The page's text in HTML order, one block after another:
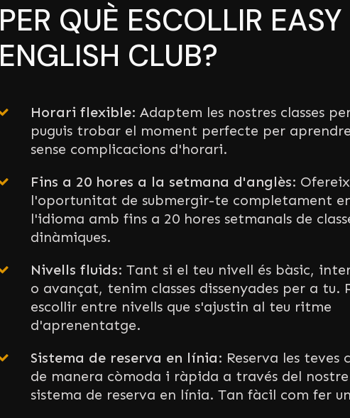
PER QUÈ ESCOLLIR EASY
ENGLISH CLUB?
Horari flexible: Adaptem les nostres classes
puguis trobar el moment perfecte per aprendre
sense complicacions d'horari.
Fins a 20 hores a la setmana d'anglès:
l'oportunitat de submergir-te completament
l'idioma amb fins a 20 hores setmanals de
dinàmiques.
Nivells fluids: Tant si el teu nivell és bàsic,
o avançat, tenim classes dissenyades per a tu.
escollir entre nivells que s'ajustin al teu ritme
d'aprenentatge.
Sistema de reserva en línia: Reserva les teves
de manera còmoda i ràpida a través del nostre
sistema de reserva en línia. Tan fàcil com fer